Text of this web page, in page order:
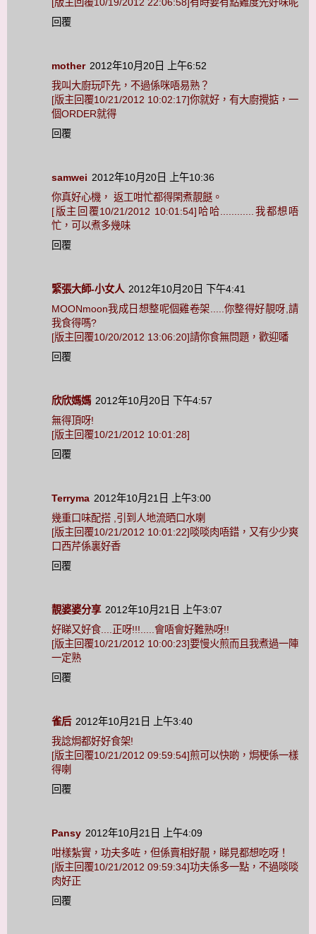
回覆
mother 2012年10月20日 上午6:52
我叫大廚玩吓先，不過係咪唔易熟？
[版主回覆10/21/2012 10:02:17]你就好，有大廚攪掂，一
個ORDER就得
回覆
samwei 2012年10月20日 上午10:36
你真好心機， 返工咁忙都得閑煮靚餸。
[版主回覆10/21/2012 10:01:54]哈哈............我都想唔
忙，可以煮多幾味
回覆
緊張大師-小女人 2012年10月20日 下午4:41
MOONmoon我成日想整呢個雞卷架.....你整得好靚呀,請
我食得嗎?
[版主回覆10/20/2012 13:06:20]請你食無問題，歡迎噃
回覆
欣欣媽媽 2012年10月20日 下午4:57
無得頂呀!
[版主回覆10/21/2012 10:01:28]
回覆
Terryma 2012年10月21日 上午3:00
幾重口味配搭 ,引到人地流晒口水喇
[版主回覆10/21/2012 10:01:22]啖啖肉唔錯，又有少少爽
口西芹係裏好香
回覆
靚婆婆分享 2012年10月21日 上午3:07
好睇又好食....正呀!!!.....會唔會好難熟呀!!
[版主回覆10/21/2012 10:00:23]要慢火煎而且我煮過一陣
一定熟
回覆
雀后 2012年10月21日 上午3:40
我諗焗都好好食架!
[版主回覆10/21/2012 09:59:54]煎可以快啲，焗梗係一樣
得喇
回覆
Pansy 2012年10月21日 上午4:09
咁樣紮實，功夫多咗，但係賣相好靚，睇見都想吃呀！
[版主回覆10/21/2012 09:59:34]功夫係多一點，不過啖啖
肉好正
回覆